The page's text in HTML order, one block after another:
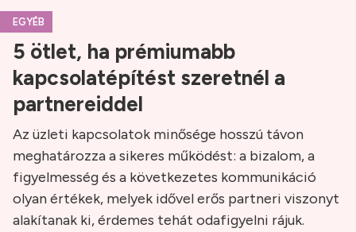
EGYÉB
5 ötlet, ha prémiumabb
kapcsolatépítést szeretnél a
partnereiddel
Az üzleti kapcsolatok minősége hosszú távon
meghatározza a sikeres működést: a bizalom, a
figyelmesség és a következetes kommunikáció
olyan értékek, melyek idővel erős partneri viszonyt
alakítanak ki, érdemes tehát odafigyelni rájuk.